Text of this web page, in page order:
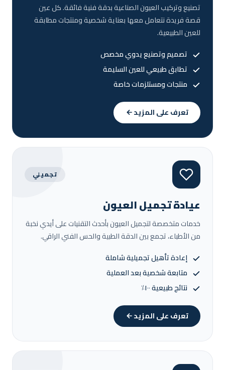
تصنيع وتركيب العيون الصناعية بدقة فنية فائقة. كل عين
قصة فريدة نتعامل معها بعناية شخصية ومنتجات مطابقة
للعين الطبيعية.
تصميم وتصنيع يدوي مخصص
تطابق طبيعي للعين السليمة
منتجات ومستلزمات خاصة
تعرف على المزيد
تجميلي
عيادة تجميل العيون
خدمات متخصصة لتجميل العيون بأحدث التقنيات على أيدي نخبة
من الأطباء، تجمع بين الدقة الطبية والحس الفني الراقي.
إعادة تأهيل تجميلية شاملة
متابعة شخصية بعد العملية
نتائج طبيعية ١٠٠٪
تعرف على المزيد